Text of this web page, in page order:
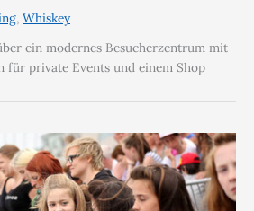
, Whiskey
ein modernes Besucherzentrum mit
für private Events und einem Shop